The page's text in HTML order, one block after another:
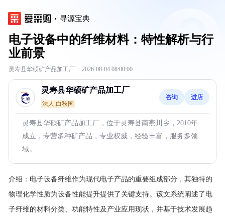
寻源宝典
电子设备中的纤维材料：特性解析与行
业前景
灵寿县华硕矿产品加工厂 · 2026-08-04 08:00:00
灵寿县华硕矿产品加工厂
法人:白秋国
咨询 进店
灵寿县华硕矿产品加工厂，位于灵寿县南燕川乡，2010年
成立，专营多种矿产品，专业权威，经验丰富，服务多领
域。
介绍： 电子设备纤维作为现代电子产品的重要组成部分，其独特的
物理化学性质为设备性能提升提供了关键支持。该文系统阐述了电
子纤维的材料分类、功能特性及产业应用现状，并基于技术发展趋